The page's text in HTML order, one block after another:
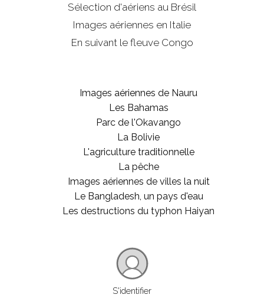
Sélection d'aériens au Brésil
Images aériennes en Italie
En suivant le fleuve Congo
Images aériennes de Nauru
Les Bahamas
Parc de l'Okavango
La Bolivie
L'agriculture traditionnelle
La pêche
Images aériennes de villes la nuit
Le Bangladesh, un pays d'eau
Les destructions du typhon Haiyan
S'identifier